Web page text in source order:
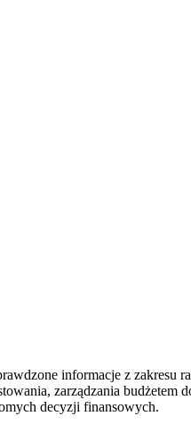
informacje z zakresu
zarządzania
decyzji finansowych.